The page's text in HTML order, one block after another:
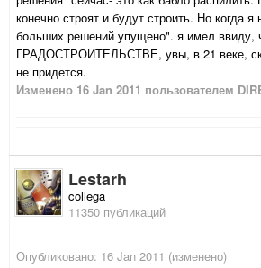
конечно строят и будут строить. Но когда
больших решений упущено". я имел ввиду,
ГРАДОСТРОИТЕЛЬСТВЕ, увы, в 21 веке,
не придется.
Изменено 16 Jan 2011 пользователем
Lestarh
collega
11350 публикаций
Опубликовано: 16 Jan 2011 (изменено)